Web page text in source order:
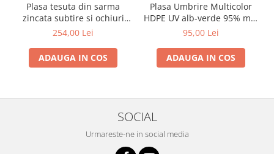
Set aer comprimat
Compresoare
Scule si accesorii pneumatice
Scule electrice
Aparate de sudura
Aeroterme si tunuri de caldura
Aspiratoare profesionale
Plasa tesuta din sarma
zincata subtire si ochiuri
medii Zn 1x12 m - 5 x 5 x
254,00 Lei
ADAUGA IN COS
Plasa Umbrire Multicolor
HDPE UV alb-verde 95% mp,
lungime 10m,latime 2 m
95,00 Lei
ADAUGA IN COS
SOCIAL
Urmareste-ne in social media